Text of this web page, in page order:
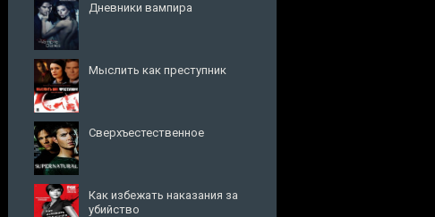
Дневники вампира
Мыслить как преступник
Сверхъестественное
Как избежать наказания за
убийство